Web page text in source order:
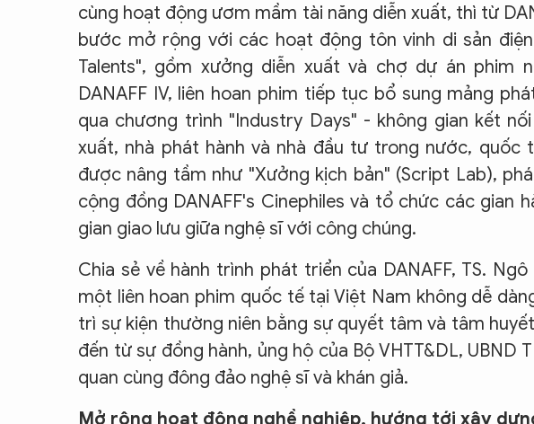
cùng hoạt động ươm mầm tài năng diễn xuất, thì từ
bước mở rộng với các hoạt động tôn vinh di sản
Talents", gồm xưởng diễn xuất và chợ dự án phim
DANAFF IV, liên hoan phim tiếp tục bổ sung mảng
qua chương trình "Industry Days" - không gian kết
xuất, nhà phát hành và nhà đầu tư trong nước, quốc
được nâng tầm như "Xưởng kịch bản" (Script Lab),
cộng đồng DANAFF's Cinephiles và tổ chức các gian
gian giao lưu giữa nghệ sĩ với công chúng.
Chia sẻ về hành trình phát triển của DANAFF, TS.
một liên hoan phim quốc tế tại Việt Nam không dễ
trì sự kiện thường niên bằng sự quyết tâm và tâm
đến từ sự đồng hành, ủng hộ của Bộ VHTT&DL, UBND
quan cùng đông đảo nghệ sĩ và khán giả.
Mở rộng hoạt động nghề nghiệp, hướng tới xây